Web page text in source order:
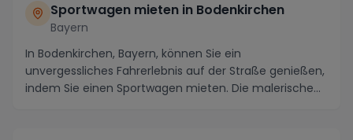
Sportwagen mieten in Bodenkirchen
Bayern
In Bodenkirchen, Bayern, können Sie ein
unvergessliches Fahrerlebnis auf der Straße genießen,
indem Sie einen Sportwagen mieten. Die malerische